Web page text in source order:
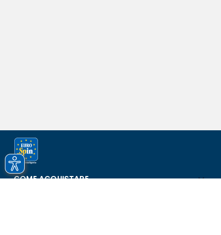
COME ACQUISTARE